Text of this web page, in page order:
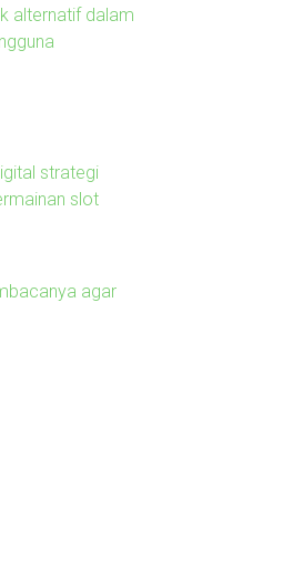
alternatif dalam
strategi
slot
agar